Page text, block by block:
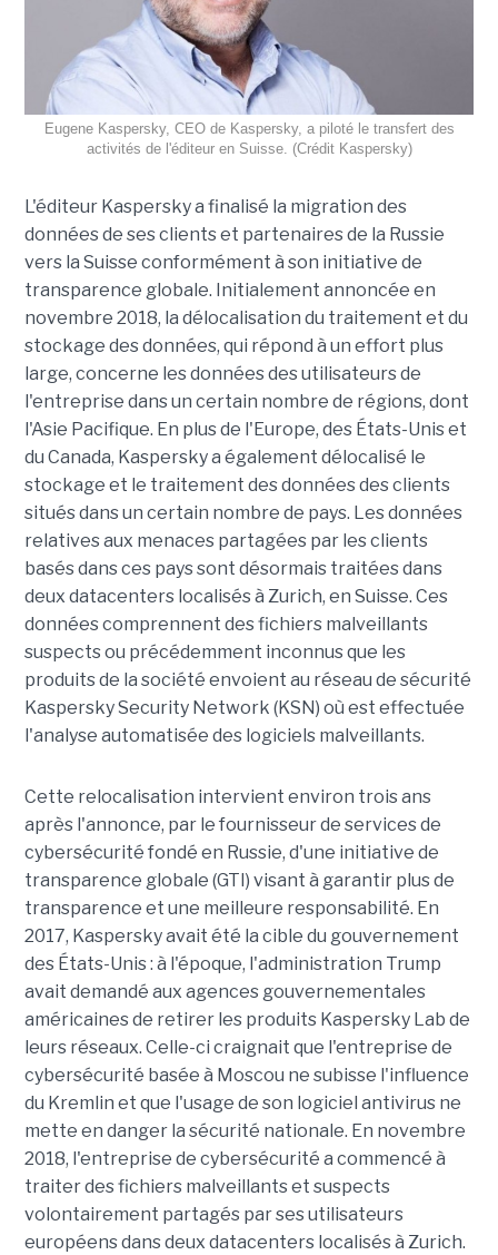
Eugene Kaspersky, CEO de Kaspersky, a piloté le transfert des
activités de l'éditeur en Suisse. (Crédit Kaspersky)
L'éditeur Kaspersky a finalisé la migration des
données de ses clients et partenaires de la Russie
vers la Suisse conformément à son initiative de
transparence globale. Initialement annoncée en
novembre 2018, la délocalisation du traitement et du
stockage des données, qui répond à un effort plus
large, concerne les données des utilisateurs de
l'entreprise dans un certain nombre de régions, dont
l'Asie Pacifique. En plus de l'Europe, des États-Unis et
du Canada, Kaspersky a également délocalisé le
stockage et le traitement des données des clients
situés dans un certain nombre de pays. Les données
relatives aux menaces partagées par les clients
basés dans ces pays sont désormais traitées dans
deux datacenters localisés à Zurich, en Suisse. Ces
données comprennent des fichiers malveillants
suspects ou précédemment inconnus que les
produits de la société envoient au réseau de sécurité
Kaspersky Security Network (KSN) où est effectuée
l'analyse automatisée des logiciels malveillants.
Cette relocalisation intervient environ trois ans
après l'annonce, par le fournisseur de services de
cybersécurité fondé en Russie, d'une initiative de
transparence globale (GTI) visant à garantir plus de
transparence et une meilleure responsabilité. En
2017, Kaspersky avait été la cible du gouvernement
des États-Unis : à l'époque, l'administration Trump
avait demandé aux agences gouvernementales
américaines de retirer les produits Kaspersky Lab de
leurs réseaux. Celle-ci craignait que l'entreprise de
cybersécurité basée à Moscou ne subisse l'influence
du Kremlin et que l'usage de son logiciel antivirus ne
mette en danger la sécurité nationale. En novembre
2018, l'entreprise de cybersécurité a commencé à
traiter des fichiers malveillants et suspects
volontairement partagés par ses utilisateurs
européens dans deux datacenters localisés à Zurich.